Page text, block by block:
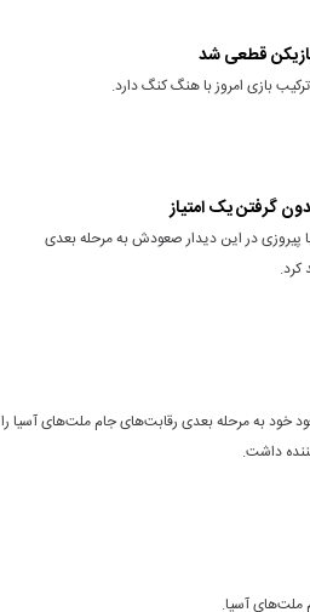
قطعی شد
بازی امروز با هنگ کنگ دارد.
گرفتن یک امتیاز
پیروزی در این دیدار صعودش به مرحله بعدی
خود به مرحله بعدی رقابت‌های جام ملت‌های آسیا را
داشت.